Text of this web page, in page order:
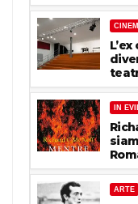
IN
ARTE